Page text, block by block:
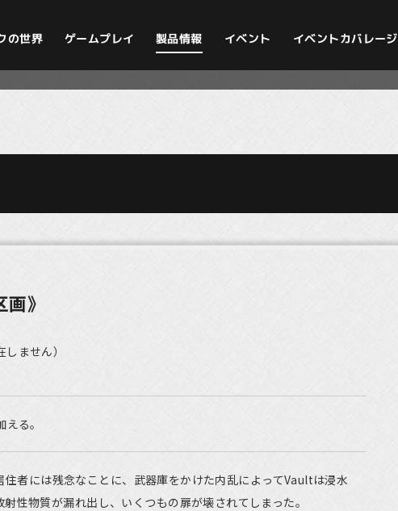
の世界 ゲームプレイ 製品情報 イベント イベントカバレージ
》
しません）
える。
者には残念なことに、武器庫をかけた内乱によってVaultは浸水
射性物質が漏れ出し、いくつもの扉が壊されてしまった。